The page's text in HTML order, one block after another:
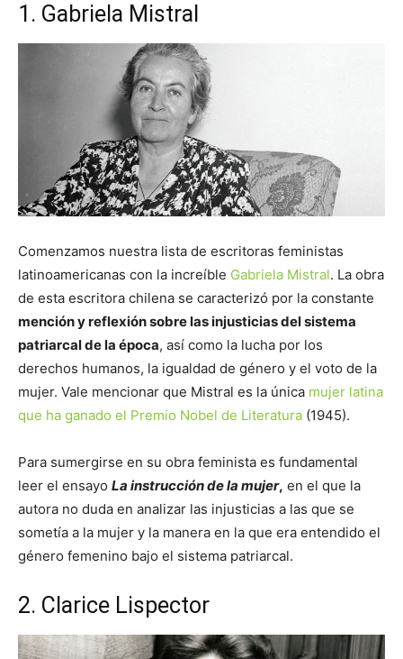
1. Gabriela Mistral
Comenzamos nuestra lista de escritoras feministas
latinoamericanas con la increíble Gabriela Mistral. La obra
de esta escritora chilena se caracterizó por la constante
mención y reflexión sobre las injusticias del sistema
patriarcal de la época, así como la lucha por los
derechos humanos, la igualdad de género y el voto de la
mujer. Vale mencionar que Mistral es la única mujer latina
que ha ganado el Premio Nobel de Literatura (1945).
Para sumergirse en su obra feminista es fundamental
leer el ensayo La instrucción de la mujer, en el que la
autora no duda en analizar las injusticias a las que se
sometía a la mujer y la manera en la que era entendido el
género femenino bajo el sistema patriarcal.
2. Clarice Lispector